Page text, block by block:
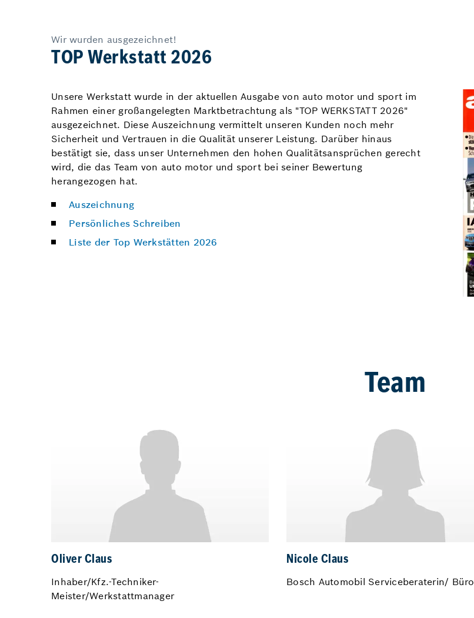
Wir wurden ausgezeichnet!
TOP Werkstatt 2026
Unsere Werkstatt wurde in der aktuellen Ausgabe von auto motor und sport im
Rahmen einer großangelegten Marktbetrachtung als "TOP WERKSTATT 2026"
ausgezeichnet. Diese Auszeichnung vermittelt unseren Kunden noch mehr
Sicherheit und Vertrauen in die Qualität unserer Leistung. Darüber hinaus
bestätigt sie, dass unser Unternehmen den hohen Qualitätsansprüchen gerecht
wird, die das Team von auto motor und sport bei seiner Bewertung
herangezogen hat.
Auszeichnung
Persönliches Schreiben
Liste der Top Werkstätten 2026
Team
Oliver Claus
Inhaber/Kfz.-Techniker-
Meister/Werkstattmanager
Nicole Claus
Bosch Automobil Serviceberaterin/ Büro